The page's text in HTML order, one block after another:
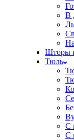
В
Шторы
Тюль
С
С